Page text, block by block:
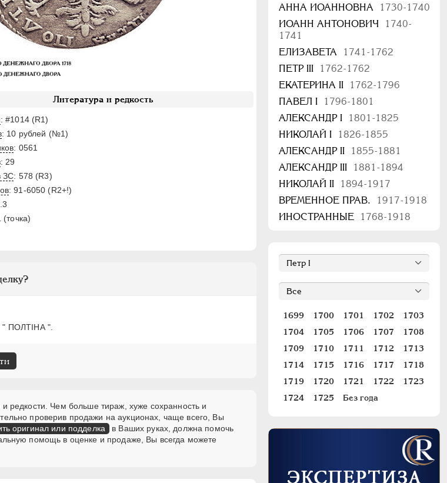
Литература и редкость
: #1014 (R1)
: 10 рублей (№1)
: 0561
: 29
ЗС: 578 (R3)
: 91-6050 (R2+!)
(точка)
" ПОЛТIНА ".
редкости. Чем больше тираж, хуже сохранность и
проверив продажи на аукционах, чаще всего, Вы
оригинал или подделка
в Ваших руках, должна помочь
помощь в оценке и продаже, Вы всегда можете
АННА ИОАННОВНА
1730-1740
ИОАНН АНТОНОВИЧ
1740-
1741
ЕЛИЗАВЕТА
1741-1762
ПЕТР III
1762-1762
ЕКАТЕРИНА II
1762-1796
ПАВЕЛ I
1796-1801
АЛЕКСАНДР I
1801-1825
НИКОЛАЙ I
1826-1855
АЛЕКСАНДР II
1855-1881
АЛЕКСАНДР III
1881-1894
НИКОЛАЙ II
1894-1917
ВРЕМЕННОЕ ПРАВ.
1917-1918
ИНОСТРАННЫЕ
1768-1918
1699 1700 1701 1702
1703
1704
1705 1706 1707
1708
1709
1710 1711 1712
1713
1714
1715 1716 1717
1718
1719
1720 1721 1722
1723
1724
1725 Без года